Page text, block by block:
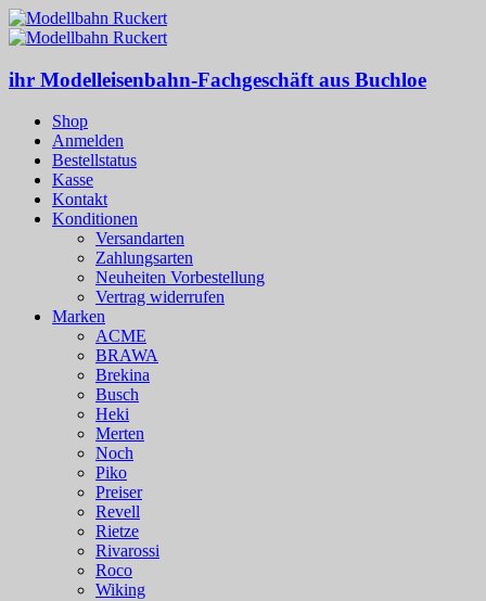
ihr Modelleisenbahn-Fachgeschäft aus Buchloe
Shop
Anmelden
Bestellstatus
Kasse
Kontakt
Konditionen
Versandarten
Zahlungsarten
Neuheiten Vorbestellung
Vertrag widerrufen
Marken
ACME
BRAWA
Brekina
Busch
Heki
Merten
Noch
Piko
Preiser
Revell
Rietze
Rivarossi
Roco
Wiking